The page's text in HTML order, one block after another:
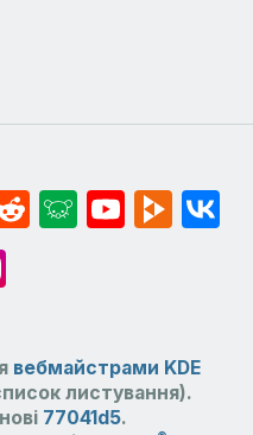
вебмайстрами KDE
листування).
77041d5.